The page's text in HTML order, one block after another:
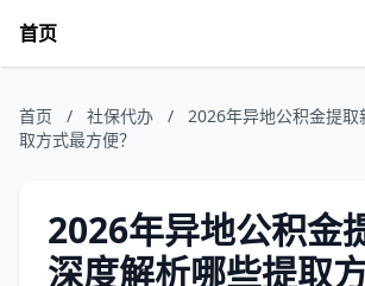
首页
首页 / 社保代办 /
2026年异地公积金提
取方式最方便？
2026年异地公积金
深度解析哪些提取